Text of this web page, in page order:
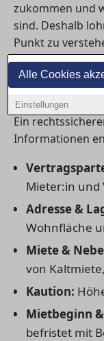
Alle Cookies
Einstellungen
zukommen und
sind. Deshalb
Punkt zu
1) Welche
Ein
Informationen
Mieter:in und
Adresse &
Wohnfläche
Miete &
von
Kaution:
Mietbeginn
befristet mit